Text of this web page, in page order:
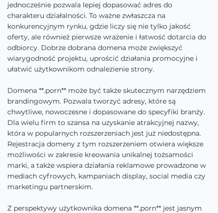
jednocześnie pozwala lepiej dopasować adres do
charakteru działalności. To ważne zwłaszcza na
konkurencyjnym rynku, gdzie liczy się nie tylko jakość
oferty, ale również pierwsze wrażenie i łatwość dotarcia do
odbiorcy. Dobrze dobrana domena może zwiększyć
wiarygodność projektu, uprościć działania promocyjne i
ułatwić użytkownikom odnalezienie strony.
Domena **.porn** może być także skutecznym narzędziem
brandingowym. Pozwala tworzyć adresy, które są
chwytliwe, nowoczesne i dopasowane do specyfiki branży.
Dla wielu firm to szansa na uzyskanie atrakcyjnej nazwy,
która w popularnych rozszerzeniach jest już niedostępna.
Rejestracja domeny z tym rozszerzeniem otwiera większe
możliwości w zakresie kreowania unikalnej tożsamości
marki, a także wspiera działania reklamowe prowadzone w
mediach cyfrowych, kampaniach display, social media czy
marketingu partnerskim.
Z perspektywy użytkownika domena **.porn** jest jasnym